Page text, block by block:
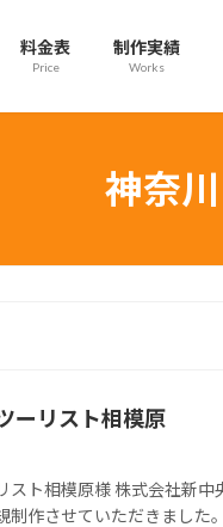
料金表
Price
制作実績
Works
神奈川
ーリスト相模原
スト相模原様 株式会社新中
制作させていただきました